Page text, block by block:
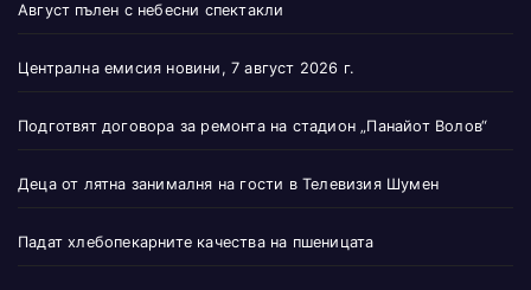
Август пълен с небесни спектакли
Централна емисия новини, 7 август 2026 г.
Подготвят договора за ремонта на стадион „Панайот Волов“
Деца от лятна занималня на гости в Телевизия Шумен
Падат хлебопекарните качества на пшеницата